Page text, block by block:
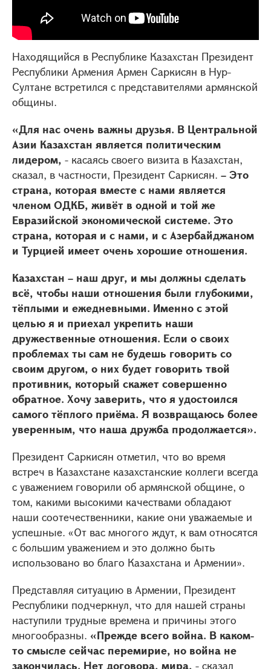
Находящийся в Республике Казахстан Президент
Республики Армения Армен Саркисян в Нур-
Султане встретился с представителями армянской
общины.
«Для нас очень важны друзья. В Центральной
Азии Казахстан является политическим
лидером, - касаясь своего визита в Казахстан,
сказал, в частности, Президент Саркисян. – Это
страна, которая вместе с нами является
членом ОДКБ, живёт в одной и той же
Евразийской экономической системе. Это
страна, которая и с нами, и с Азербайджаном
и Турцией имеет очень хорошие отношения.
Казахстан – наш друг, и мы должны сделать
всё, чтобы наши отношения были глубокими,
тёплыми и ежедневными. Именно с этой
целью я и приехал укрепить наши
дружественные отношения. Если о своих
проблемах ты сам не будешь говорить со
своим другом, о них будет говорить твой
противник, который скажет совершенно
обратное. Хочу заверить, что я удостоился
самого тёплого приёма. Я возвращаюсь более
уверенным, что наша дружба продолжается».
Президент Саркисян отметил, что во время
встреч в Казахстане казахстанские коллеги всегда
с уважением говорили об армянской общине, о
том, какими высокими качествами обладают
наши соотечественники, какие они уважаемые и
успешные. «От вас многого ждут, к вам относятся
с большим уважением и это должно быть
использовано во благо Казахстана и Армении».
Представляя ситуацию в Армении, Президент
Республики подчеркнул, что для нашей страны
наступили трудные времена и причины этого
многообразны. «Прежде всего война. В каком-
то смысле сейчас перемирие, но война не
закончилась. Нет договора, мира, - сказал